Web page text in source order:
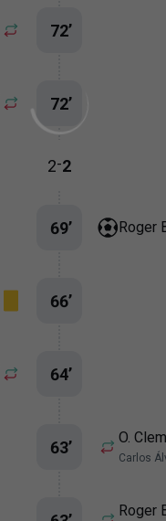
72’
72’
2-2
Roger
69’
66’
64’
O.
Carlos
63’
Roger